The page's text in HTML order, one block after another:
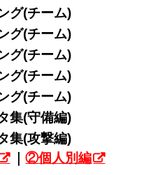
グ(チーム)
グ(チーム)
グ(チーム)
グ(チーム)
グ(チーム)
集(守備編)
集(攻撃編)
｜②個人別編